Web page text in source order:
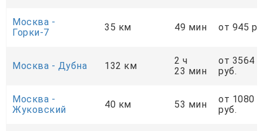
Москва -
Горки-7
35 км 49 мин от 945
Москва - Дубна 132 км
2 ч
23 мин
от 3564
руб.
Москва -
Жуковский
40 км 53 мин
от 1080
руб.